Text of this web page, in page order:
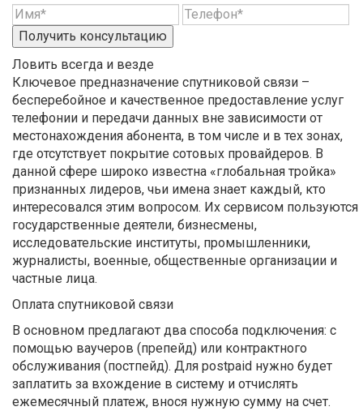
Получить консультацию
Ловить всегда и везде
Ключевое предназначение спутниковой связи –
бесперебойное и качественное предоставление услуг
телефонии и передачи данных вне зависимости от
местонахождения абонента, в том числе и в тех зонах,
где отсутствует покрытие сотовых провайдеров. В
данной сфере широко известна «глобальная тройка»
признанных лидеров, чьи имена знает каждый, кто
интересовался этим вопросом. Их сервисом пользуются
государственные деятели, бизнесмены,
исследовательские институты, промышленники,
журналисты, военные, общественные организации и
частные лица.
Оплата спутниковой связи
В основном предлагают два способа подключения: с
помощью ваучеров (препейд) или контрактного
обслуживания (постпейд). Для postpaid нужно будет
заплатить за вхождение в систему и отчислять
ежемесячный платеж, внося нужную сумму на счет.